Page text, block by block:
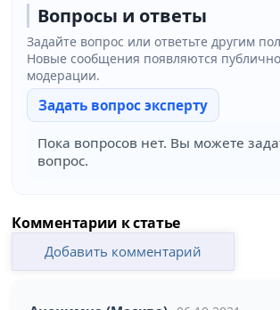
Вопросы и ответы
Задайте вопрос или ответьте другим
Новые сообщения появляются
модерации.
Задать вопрос эксперту
Пока вопросов нет. Вы можете
вопрос.
Комментарии к статье
Добавить комментарий